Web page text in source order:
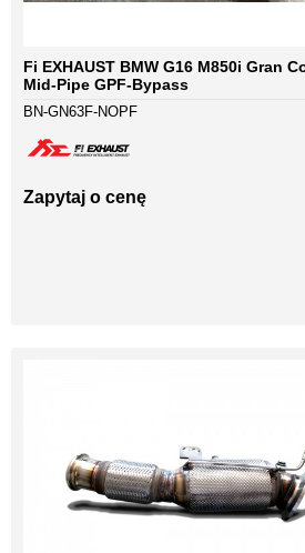
Fi EXHAUST BMW G16 M850i Gran
Mid-Pipe GPF-Bypass
BN-GN63F-NOPF
Zapytaj o cenę